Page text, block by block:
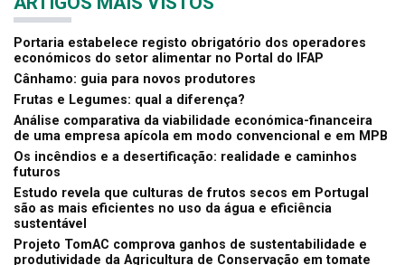
Portaria estabelece registo obrigatório dos operadores
económicos do setor alimentar no Portal do IFAP
Cânhamo: guia para novos produtores
Frutas e Legumes: qual a diferença?
Análise comparativa da viabilidade económica-financeira
de uma empresa apícola em modo convencional e em MPB
Os incêndios e a desertificação: realidade e caminhos
futuros
Estudo revela que culturas de frutos secos em Portugal
são as mais eficientes no uso da água e eficiência
sustentável
Projeto TomAC comprova ganhos de sustentabilidade e
produtividade da Agricultura de Conservação em tomate